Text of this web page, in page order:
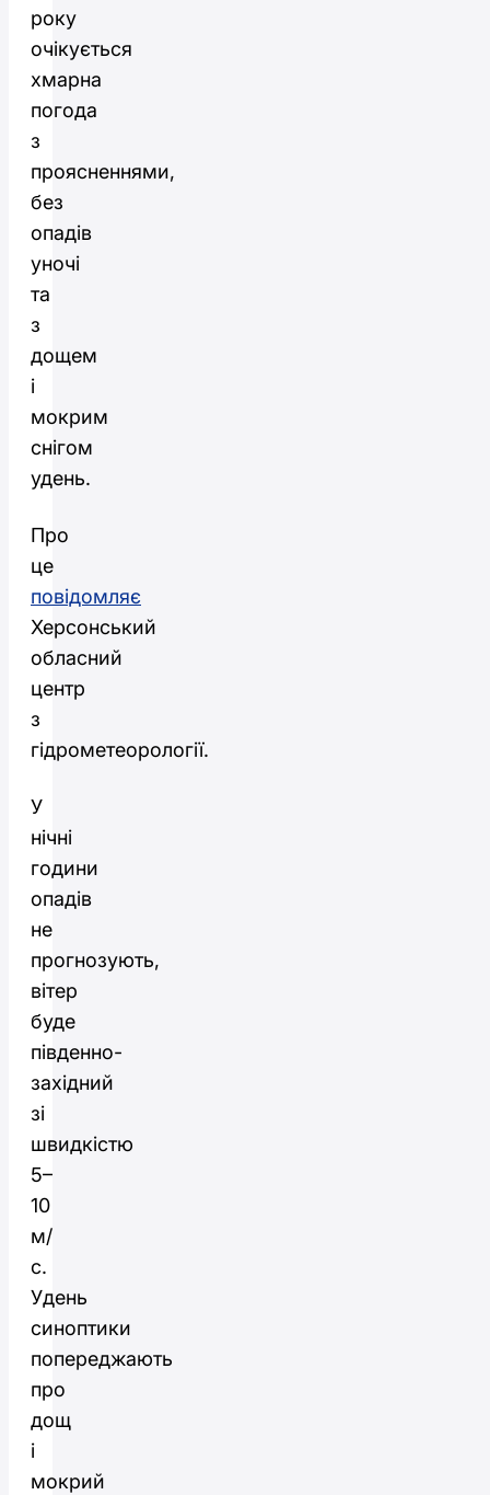
року
очікується
хмарна
погода
з
проясненнями,
без
опадів
уночі
та
з
дощем
і
мокрим
снігом
удень.
Про
це
повідомляє
Херсонський
обласний
центр
з
гідрометеорології.
У
нічні
години
опадів
не
прогнозують,
вітер
буде
південно-
західний
зі
швидкістю
5–
10
м/
с.
Удень
синоптики
попереджають
про
дощ
і
мокрий